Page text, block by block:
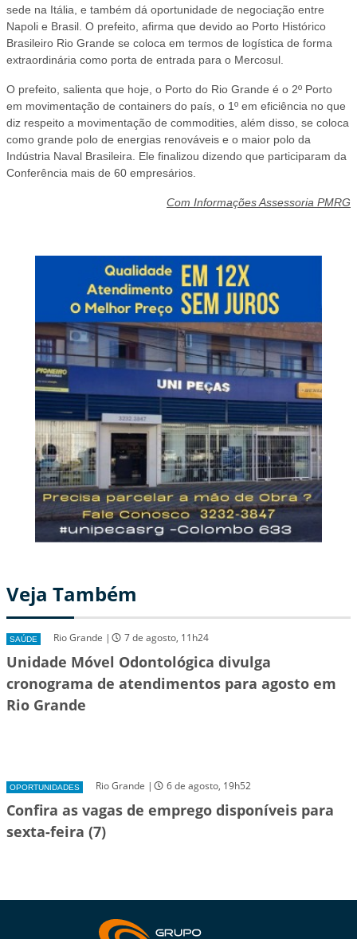
sede na Itália, e também dá oportunidade de negociação entre
Napoli e Brasil. O prefeito, afirma que devido ao Porto Histórico
Brasileiro Rio Grande se coloca em termos de logística de forma
extraordinária como porta de entrada para o Mercosul.
O prefeito, salienta que hoje, o Porto do Rio Grande é o 2º Porto
em movimentação de containers do país, o 1º em eficiência no que
diz respeito a movimentação de commodities, além disso, se coloca
como grande polo de energias renováveis e o maior polo da
Indústria Naval Brasileira. Ele finalizou dizendo que participaram da
Conferência mais de 60 empresários.
Com Informações Assessoria PMRG
Veja Também
SAÚDE Rio Grande | 7 de agosto, 11h24
Unidade Móvel Odontológica divulga
cronograma de atendimentos para agosto em
Rio Grande
OPORTUNIDADES Rio Grande | 6 de agosto, 19h52
Confira as vagas de emprego disponíveis para
sexta-feira (7)